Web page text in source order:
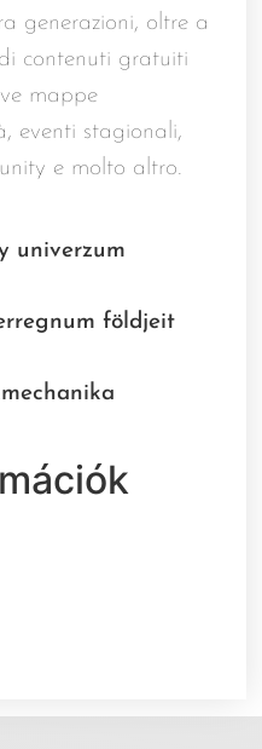
generazioni, oltre a
contenuti gratuiti
mappe
eventi stagionali,
e molto altro.
univerzum
földjeit